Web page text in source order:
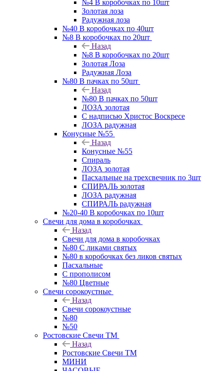
№4 В коробочках по 10шт
Золотая лоза
Радужная лоза
№40 В коробочках по 40шт
№8 В коробочках по 20шт
Назад
№8 В коробочках по 20шт
Золотая Лоза
Радужная Лоза
№80 В пачках по 50шт
Назад
№80 В пачках по 50шт
ЛОЗА золотая
С надписью Христос Воскресе
ЛОЗА радужная
Конусные №55
Назад
Конусные №55
Спираль
ЛОЗА золотая
Пасхальные на трехсвечник по 3шт
СПИРАЛЬ золотая
ЛОЗА радужная
СПИРАЛЬ радужная
№20-40 В коробочках по 10шт
Свечи для дома в коробочках
Назад
Свечи для дома в коробочках
№80 С ликами святых
№80 в коробочках без ликов святых
Пасхальные
С прополисом
№80 Цветные
Свечи сорокоустные
Назад
Свечи сорокоустные
№80
№50
Ростовские Свечи ТМ
Назад
Ростовские Свечи ТМ
МИНИ